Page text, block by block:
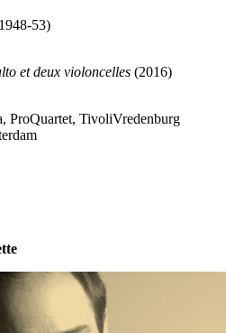
53)
et deux violoncelles (2016)
ProQuartet, TivoliVredenburg